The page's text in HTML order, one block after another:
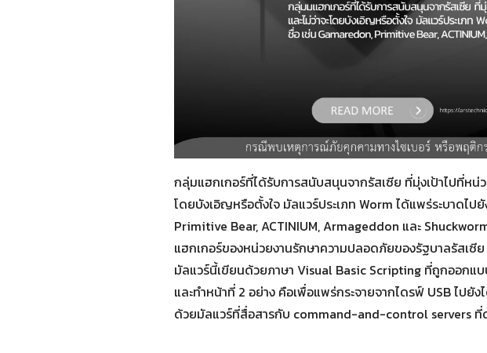
กลุ่มแฮกเกอร์ที่ได้รับการสนับสนุนจากรัสเซีย ที่มุ่งเป้าไปที่หน่
โดยบังเอิญหรือตั้งใจ มัลแวร์ประเภท Worm ได้แพร่ระบาดไ
Primitive Bear, ACTINIUM, Armageddon และ
แฮกเกอร์ของหน่วยงานรักษาความปลอดภัยของรัฐบาลรัสเซี
มัลแวร์นี้เขียนด้วยภาษา Visual Basic Scripting ที่ถูกออกแ
และทำหน้าที่ 2 อย่าง คือเพื่อแพร่กระจายจากไดรฟ์ USB ไป
ด้วยมัลแวร์ที่สื่อสารกับ command-and-control servers ที่